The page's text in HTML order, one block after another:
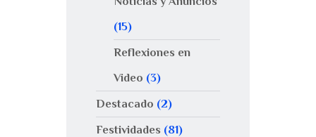
(15)
Reflexiones en
Video (3)
Destacado (2)
Festividades (81)